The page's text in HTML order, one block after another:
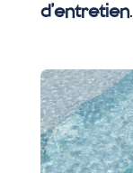
d’entretien.